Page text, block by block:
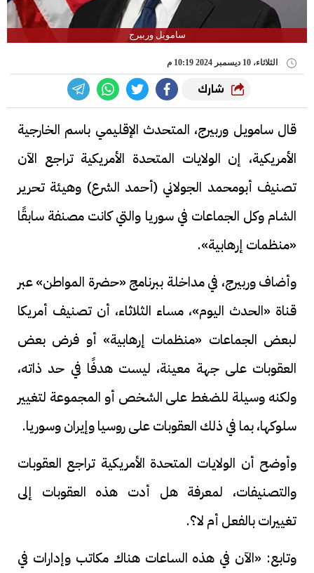
سامويل وربيرج
الثلاثاء، 10 ديسمبر 2024 10:19 م
شارك
قال سامويل وربيرج، المتحدث الإقليمي باسم الخارجية
الأمريكية، إن الولايات المتحدة الأمريكية تراجع الآن
تصنيف أبومحمد الجولاني (أحمد الشرع) وهيئة تحرير
الشام وكل الجماعات في سوريا والتي كانت مصنفة سابقًا
«منظمات إرهابية».
وأضاف وربيرج، في مداخلة ببرنامج «حضرة المواطن» عبر
قناة «الحدث اليوم»، مساء الثلاثاء، أن تصنيف أمريكا
لبعض الجماعات «منظمات إرهابية» أو فرض بعض
العقوبات على جهة معينة، ليست هدفًا في حد ذاته،
ولكنه وسيلة للضغط على الشخص أو المجموعة لتغيير
سلوكها، بما في ذلك العقوبات على روسيا وإيران وسوريا.
وأوضح أن الولايات المتحدة الأمريكية تراجع العقوبات
والتصنيفات، لمعرفة هل أدت هذه العقوبات إلى
تغييرات بالفعل أم لا؟.
وتابع: «الآن في هذه الساعات هناك مكاتب وإدارات في